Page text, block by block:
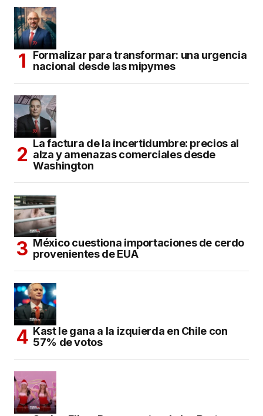
Formalizar para transformar: una urgencia
nacional desde las mipymes
La factura de la incertidumbre: precios al
alza y amenazas comerciales desde
Washington
México cuestiona importaciones de cerdo
provenientes de EUA
Kast le gana a la izquierda en Chile con
57% de votos